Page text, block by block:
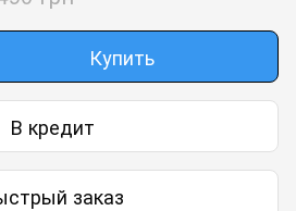
Купить
В кредит
заказ